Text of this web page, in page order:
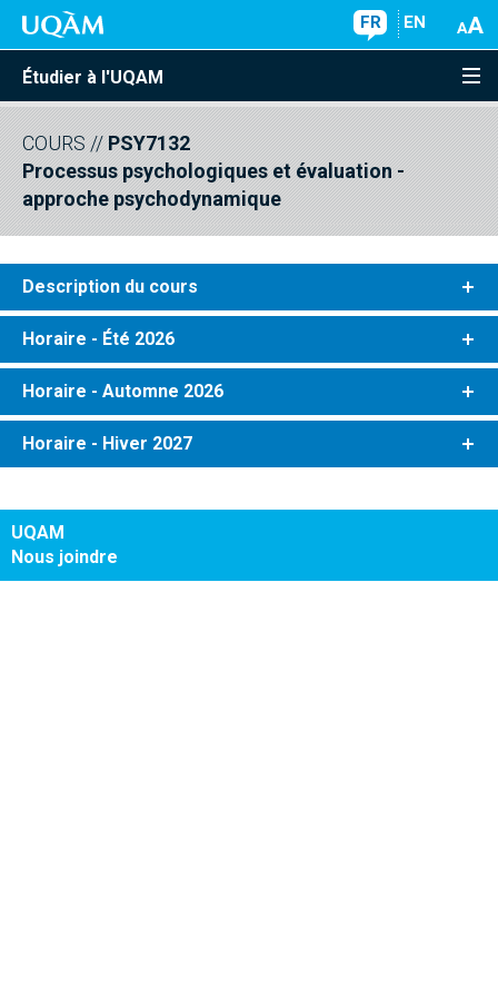
FR EN
Étudier à l'UQAM
COURS // PSY7132
Processus psychologiques et évaluation -
approche psychodynamique
Description du cours
Horaire - Été 2026
Horaire - Automne 2026
Horaire - Hiver 2027
UQAM
Nous joindre